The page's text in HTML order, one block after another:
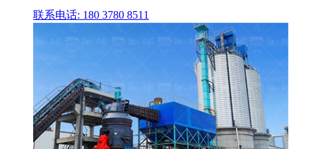
联系电话: 180 3780 8511